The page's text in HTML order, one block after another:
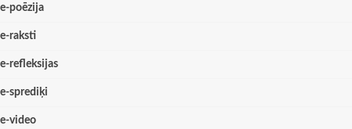
e-poēzija
e-raksti
e-refleksijas
e-sprediķi
e-video